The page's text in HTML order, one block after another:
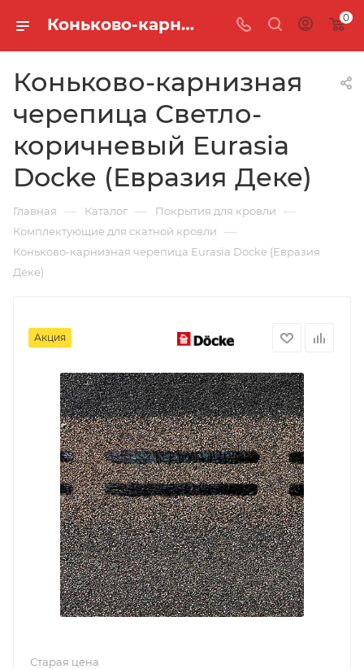
Коньково-карнизная черепица Светло-коричневый Eurasia Docke (Евразия Деке) 0
Коньково-карнизная
черепица Светло-
коричневый Eurasia
Docke (Евразия Деке)
Главная — Каталог — Покрытия для кровли —
Комплектующие для скатной кровли —
Коньково-карнизная черепица Eurasia Docke (Евразия
Деке)
Акция
Старая цена